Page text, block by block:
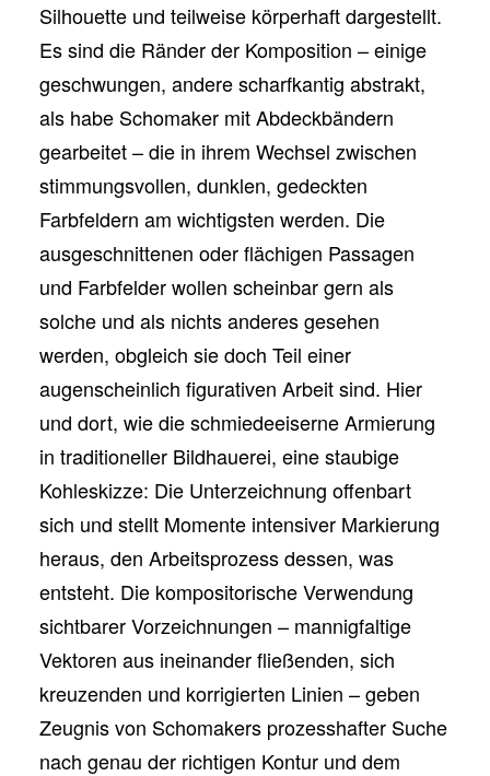
Silhouette und teilweise körperhaft dargestellt.
Es sind die Ränder der Komposition – einige
geschwungen, andere scharfkantig abstrakt,
als habe Schomaker mit Abdeckbändern
gearbeitet – die in ihrem Wechsel zwischen
stimmungsvollen, dunklen, gedeckten
Farbfeldern am wichtigsten werden. Die
ausgeschnittenen oder flächigen Passagen
und Farbfelder wollen scheinbar gern als
solche und als nichts anderes gesehen
werden, obgleich sie doch Teil einer
augenscheinlich figurativen Arbeit sind. Hier
und dort, wie die schmiedeeiserne Armierung
in traditioneller Bildhauerei, eine staubige
Kohleskizze: Die Unterzeichnung offenbart
sich und stellt Momente intensiver Markierung
heraus, den Arbeitsprozess dessen, was
entsteht. Die kompositorische Verwendung
sichtbarer Vorzeichnungen – mannigfaltige
Vektoren aus ineinander fließenden, sich
kreuzenden und korrigierten Linien – geben
Zeugnis von Schomakers prozesshafter Suche
nach genau der richtigen Kontur und dem